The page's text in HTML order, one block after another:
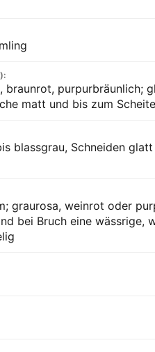
braunrot, purpurbräunlich;
matt und bis zum
blassgrau, Schneiden
graurosa, weinrot oder
bei Bruch eine wässrige,